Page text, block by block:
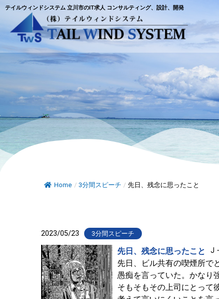
テイルウィンドシステム 立川市のIT求人 コンサルティング、設計、開発
Home / 3分間スピーチ / 先日、残念に思ったこと
2023/05/23 3分間スピーチ
先日、残念に思ったこと J
先日、ビル共有の喫煙所で
愚痴を言っていた。かなり
そもそもその上司にとって